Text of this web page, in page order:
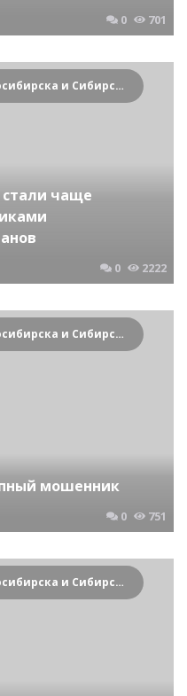
0 701
Криминальные новости Новосибирска и Сибирского региона
чаще
0 2222
Криминальные новости Новосибирска и Сибирского региона
мошенник
0 751
Криминальные новости Новосибирска и Сибирского региона